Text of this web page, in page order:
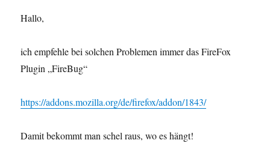
Hallo,
ich empfehle bei solchen Problemen immer das FireFox
Plugin „FireBug“
https://addons.mozilla.org/de/firefox/addon/1843/
Damit bekommt man schel raus, wo es hängt!